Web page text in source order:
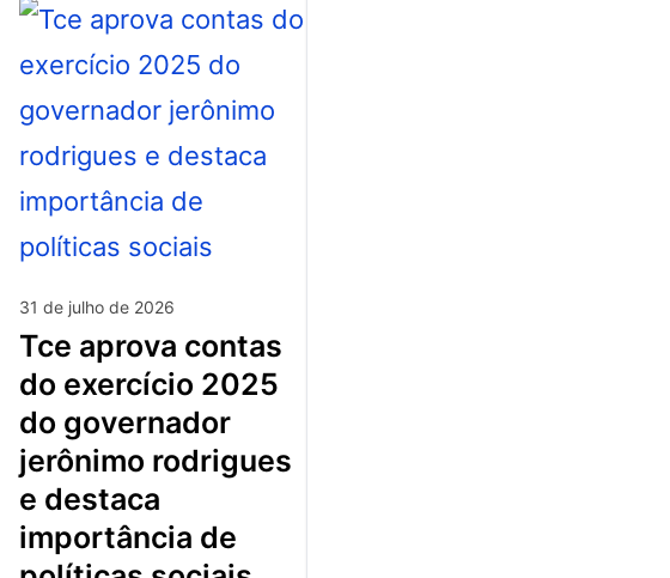
31 de julho de 2026
tce aprova contas
do exercício 2025
do governador
jerônimo rodrigues
e destaca
importância de